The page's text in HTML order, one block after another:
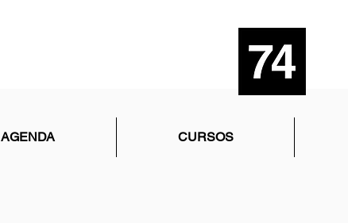
AGENDA CURSOS